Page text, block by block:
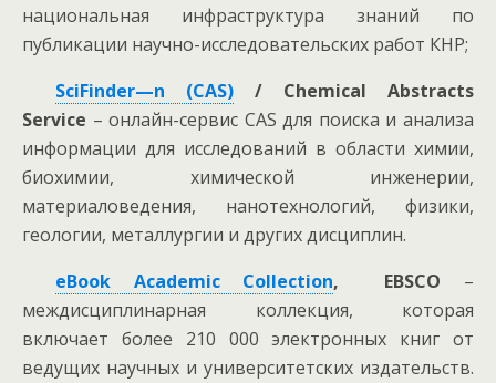
национальная инфраструктура знаний по
публикации научно-исследовательских работ КНР;
SciFinder—n (CAS) / Chemical
Abstracts
Service – онлайн-сервис CAS для поиска и анализа
информации для исследований в области химии,
биохимии, химической инженерии,
материаловедения, нанотехнологий, физики,
геологии, металлургии и других дисциплин.
eBook
Academic Collection, EBSCO –
междисциплинарная коллекция, которая
включает более 210 000 электронных книг от
ведущих научных и университетских издательств.